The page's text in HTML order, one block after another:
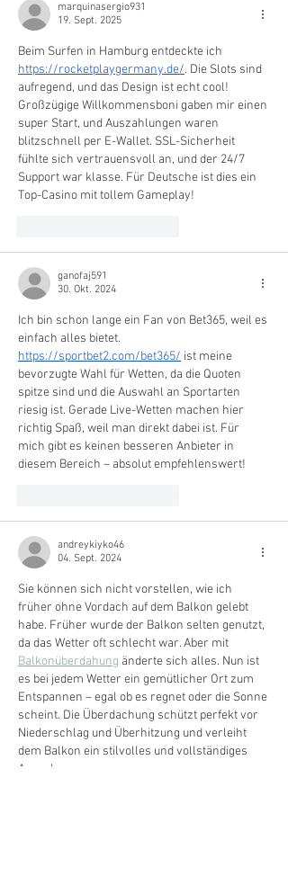
marquinasergio931
19. Sept. 2025
Beim Surfen in Hamburg entdeckte ich
https://rocketplaygermany.de/. Die Slots sind
aufregend, und das Design ist echt cool!
Großzügige Willkommensboni gaben mir einen
super Start, und Auszahlungen waren
blitzschnell per E-Wallet. SSL-Sicherheit
fühlte sich vertrauensvoll an, und der 24/7
Support war klasse. Für Deutsche ist dies ein
Top-Casino mit tollem Gameplay!
ganofaj591
30. Okt. 2024
Ich bin schon lange ein Fan von Bet365, weil es
einfach alles bietet.
https://sportbet2.com/bet365/ ist meine
bevorzugte Wahl für Wetten, da die Quoten
spitze sind und die Auswahl an Sportarten
riesig ist. Gerade Live-Wetten machen hier
richtig Spaß, weil man direkt dabei ist. Für
mich gibt es keinen besseren Anbieter in
diesem Bereich – absolut empfehlenswert!
andreykiyko46
04. Sept. 2024
Sie können sich nicht vorstellen, wie ich
früher ohne Vordach auf dem Balkon gelebt
habe. Früher wurde der Balkon selten genutzt,
da das Wetter oft schlecht war. Aber mit
Balkonüberdahung änderte sich alles. Nun ist
es bei jedem Wetter ein gemütlicher Ort zum
Entspannen – egal ob es regnet oder die Sonne
scheint. Die Überdachung schützt perfekt vor
Niederschlag und Überhitzung und verleiht
dem Balkon ein stilvolles und vollständiges
Aussehen.